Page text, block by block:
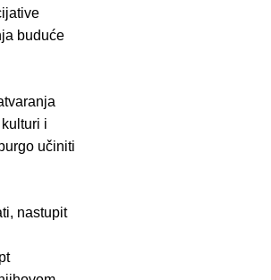
buduće
i
učiniti
nastupit